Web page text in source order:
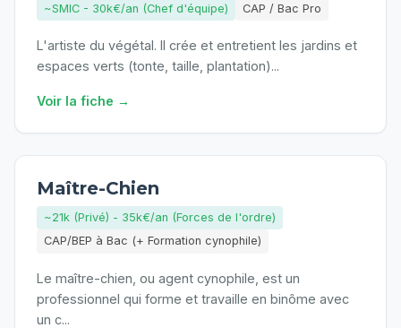
~SMIC - 30k€/an (Chef d'équipe) CAP / Bac Pro
L'artiste du végétal. Il crée et entretient les jardins et
espaces verts (tonte, taille, plantation)...
Voir la fiche →
Maître-Chien
~21k (Privé) - 35k€/an (Forces de l'ordre)
CAP/BEP à Bac (+ Formation cynophile)
Le maître-chien, ou agent cynophile, est un
professionnel qui forme et travaille en binôme avec
un c...